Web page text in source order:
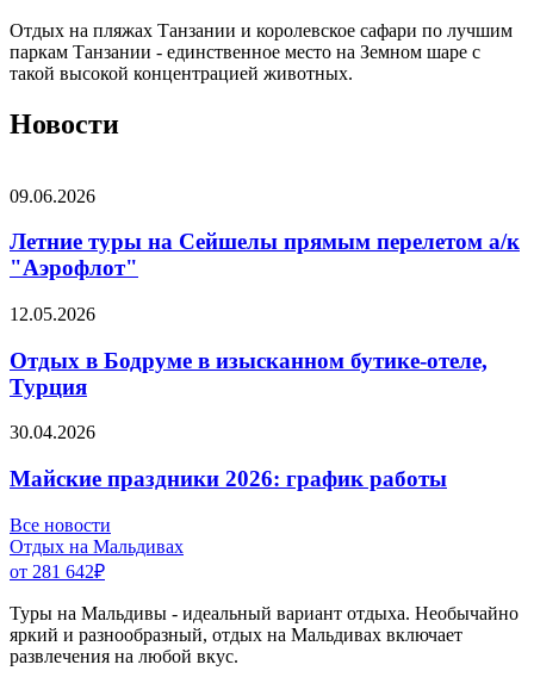
Отдых на пляжах Танзании и королевское сафари по лучшим
паркам Танзании - единственное место на Земном шаре с
такой высокой концентрацией животных.
Новости
09.06.2026
Летние туры на Сейшелы прямым перелетом а/к
"Аэрофлот"
12.05.2026
Отдых в Бодруме в изысканном бутике-отеле,
Турция
30.04.2026
Майские праздники 2026: график работы
Все новости
Отдых на Мальдивах
от 281 642₽
Туры на Мальдивы - идеальный вариант отдыха. Необычайно
яркий и разнообразный, отдых на Мальдивах включает
развлечения на любой вкус.